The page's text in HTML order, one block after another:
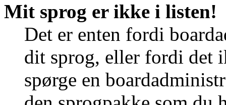
Mit sprog er ikke i listen!
Det er enten fordi
dit sprog, eller fordi det
spørge en